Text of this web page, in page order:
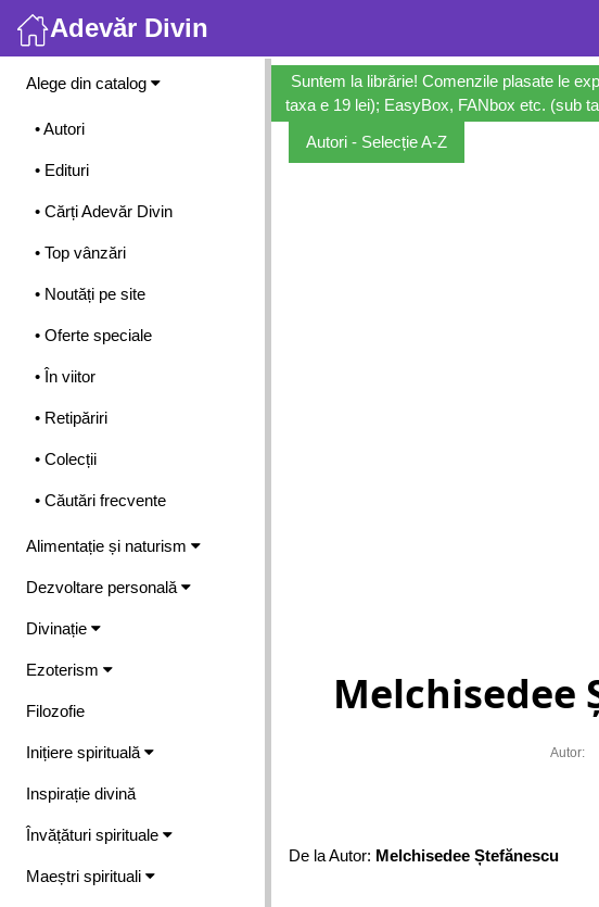
Adevăr Divin
Meniu
Alege din catalog
• Autori
• Edituri
• Cărți Adevăr Divin
• Top vânzări
• Noutăți pe site
• Oferte speciale
• În viitor
• Retipăriri
• Colecții
• Căutări frecvente
Alimentație și naturism
Dezvoltare personală
Divinație
Ezoterism
Filozofie
Inițiere spirituală
Inspirație divină
Învățături spirituale
Maeștri spirituali
Suntem la librărie! Comenzile plasate le
taxa e 19 lei); EasyBox, FANbox etc. (sub
Autori - Selecție A-Z
Melchisedee
Autor:
De la Autor: Melchisedee Ștefănescu